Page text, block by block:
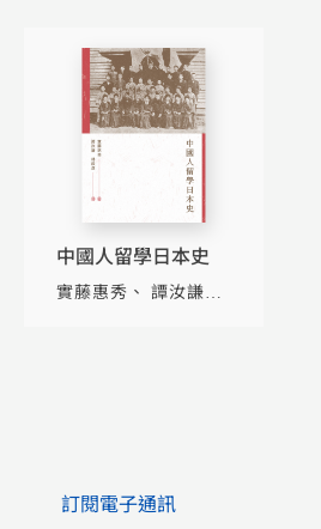
中國人留學日本史
實藤惠秀
譚汝謙
訂閱電子通訊